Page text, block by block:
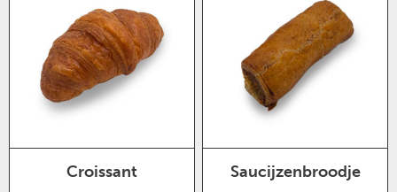
Croissant Saucijzenbroodje